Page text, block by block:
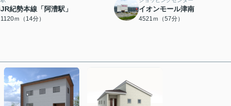
JR紀勢本線「阿漕駅」
1120ｍ（14分）
イオンモール津南
4521ｍ（57分）